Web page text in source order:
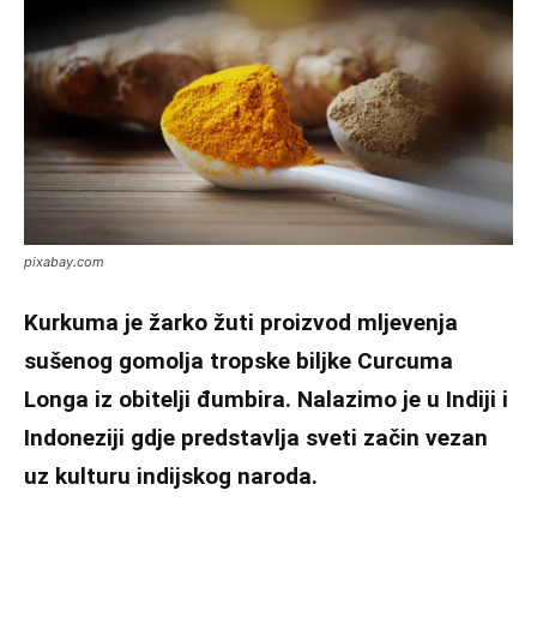
pixabay.com
Kurkuma je žarko žuti proizvod mljevenja
sušenog gomolja tropske biljke Curcuma
Longa iz obitelji đumbira. Nalazimo je u Indiji i
Indoneziji gdje predstavlja sveti začin vezan
uz kulturu indijskog naroda.